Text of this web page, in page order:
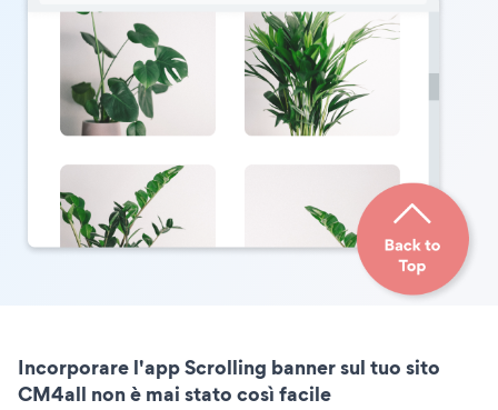
Incorporare l'app Scrolling banner sul tuo sito
CM4all non è mai stato così facile